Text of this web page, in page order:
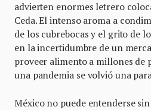
advierten enormes letrero
Ceda. El intenso aroma a
de los cubrebocas y el grito de
en la incertidumbre de un
proveer alimento a millones de
una pandemia se volvió una
México no puede entenderse